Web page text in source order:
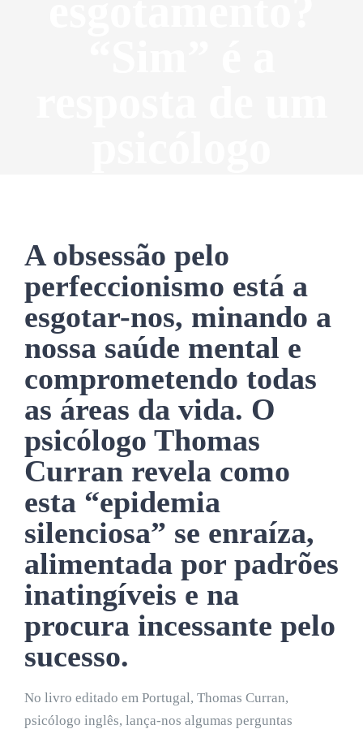
A obsessão pelo
perfeccionismo está a
esgotar-nos, minando a
nossa saúde mental e
comprometendo todas
as áreas da vida. O
psicólogo Thomas
Curran revela como
esta “epidemia
silenciosa” se enraíza,
alimentada por padrões
inatingíveis e na
procura incessante pelo
sucesso.
No livro editado em Portugal, Thomas Curran,
psicólogo inglês, lança-nos algumas perguntas